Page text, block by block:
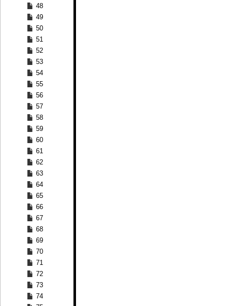
48
49
50
51
52
53
54
55
56
57
58
59
60
61
62
63
64
65
66
67
68
69
70
71
72
73
74